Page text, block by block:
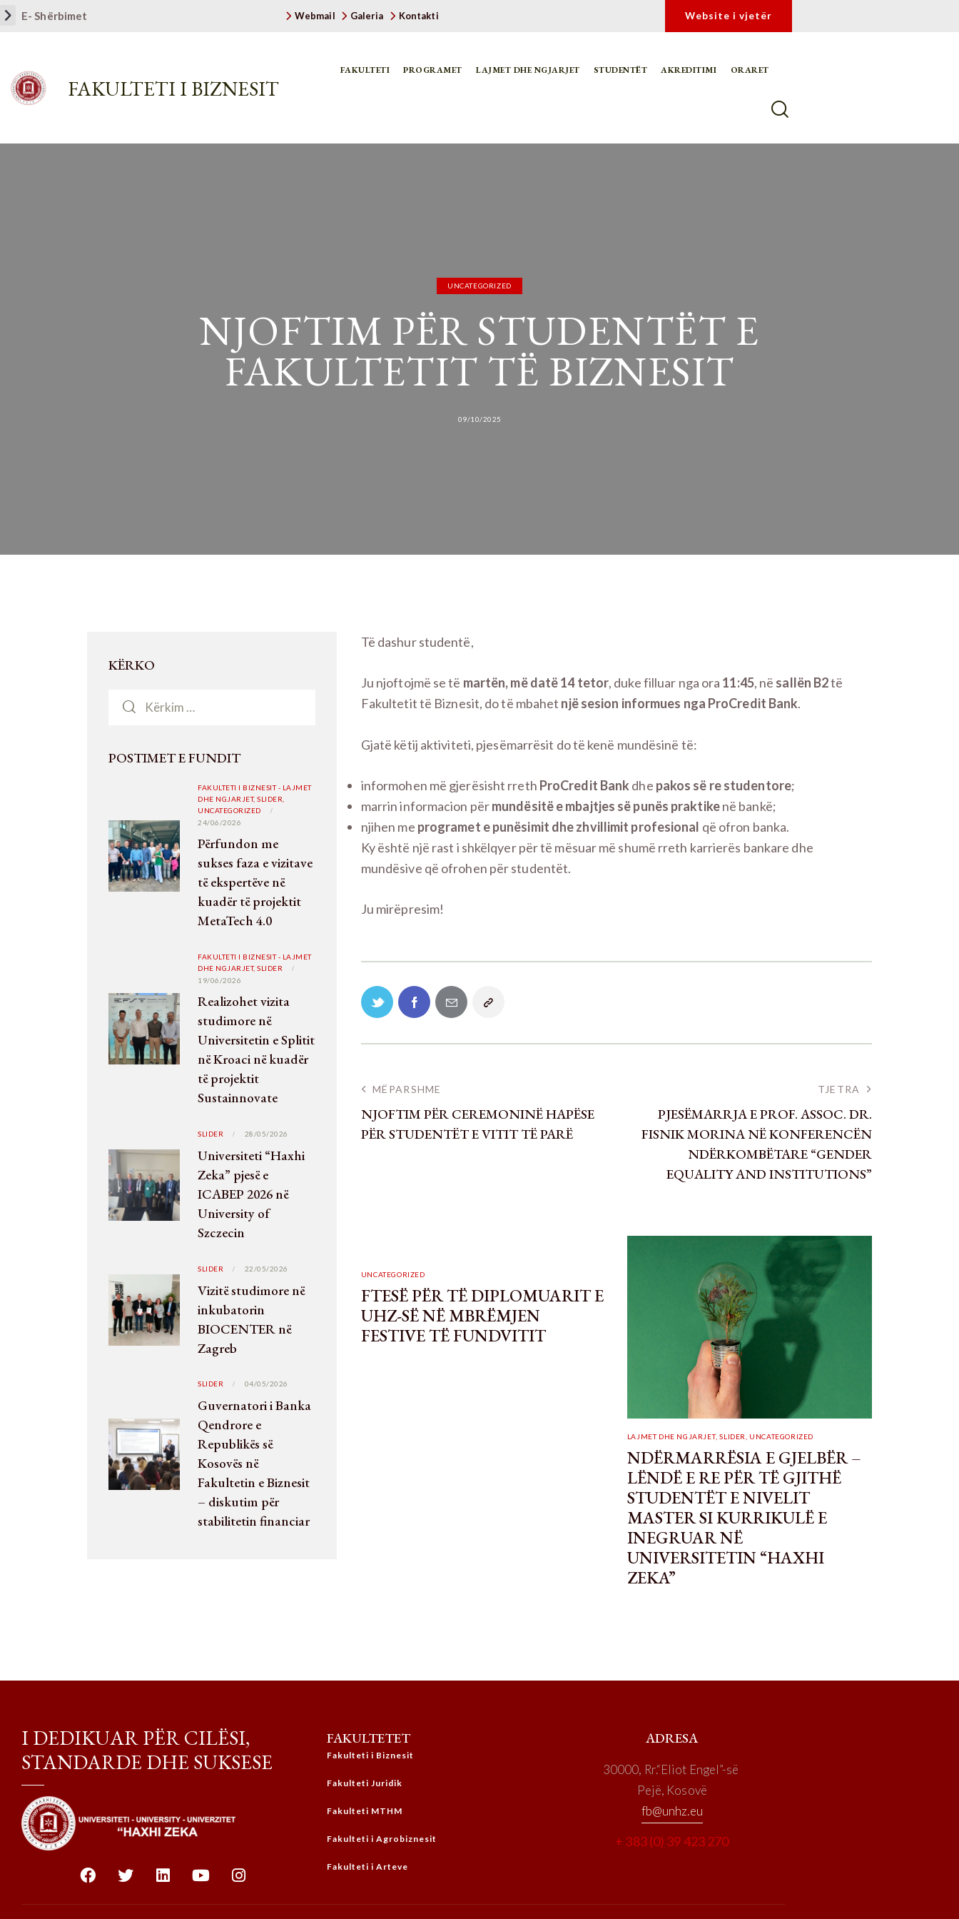
E- Shërbimet Webmail Galeria Kontakti Website i vjetër
FAKULTETI I BIZNESIT
FAKULTETI PROGRAMET LAJMET DHE NGJARJET STUDENTËT AKREDITIMI ORARET
UNCATEGORIZED
NJOFTIM PËR STUDENTËT E
FAKULTETIT TË BIZNESIT
09/10/2025
Të dashur studentë,
Ju njoftojmë se të martën, më datë 14 tetor, duke filluar nga ora 11:45, në sallën B2të
Fakultetit të Biznesit, do të mbahet një sesion informues nga ProCredit Bank.
Gjatë këtij aktiviteti, pjesëmarrësit do të kenë mundësinë të:
informohen më gjerësisht rreth ProCredit Bank dhe pakos së re studentore;
marrin informacion përmundësitë e mbajtjes së punës praktikenë bankë;
njihen me programet e punësimit dhe zhvillimit profesional që ofron banka.
Ky është një rast i shkëlqyer për të mësuar më shumë rreth karrierës bankare dhe
mundësive që ofrohen për studentët.
Ju mirëpresim!
MËPARSHME
NJOFTIM PËR CEREMONINË HAPËSE
PËR STUDENTËT E VITIT TË PARË
TJETRA
PJESËMARRJA E PROF. ASSOC. DR.
FISNIK MORINA NË KONFERENCËN
NDËRKOMBËTARE “GENDER
EQUALITY AND INSTITUTIONS”
UNCATEGORIZED
FTESË PËR TË DIPLOMUARIT E
UHZ-SË NË MBRËMJEN
FESTIVE TË FUNDVITIT
LAJMET DHE NGJARJET,SLIDER UNCATEGORIZED
NDËRMARRËSIA E GJELBËR –
LËNDË E RE PËR TË GJITHË
STUDENTËT E NIVELIT
MASTER SI KURRIKULË E
INEGRUAR NË
UNIVERSITETIN “HAXHI
ZEKA”
KËRKO
POSTIMET E FUNDIT
FAKULTETI I BIZNESIT - LAJMET
DHE NGJARJET, SLIDER,
UNCATEGORIZED
24/06/2026
Përfundon me
sukses faza e vizitave
të ekspertëve në
kuadër të projektit
MetaTech 4.0
FAKULTETI I BIZNESIT - LAJMET
DHE NGJARJET, SLIDER
19/06/2026
Realizohet vizita
studimore në
Universitetin e Splitit
në Kroaci në kuadër
të projektit
Sustainnovate
SLIDER 28/05/2026
Universiteti “Haxhi
Zeka” pjesë e
ICABEP 2026 në
University of
Szczecin
SLIDER 22/05/2026
Vizitë studimore në
inkubatorin
BIOCENTER në
Zagreb
SLIDER 04/05/2026
Guvernatori i Banka
Qendrore e
Republikës së
Kosovës në
Fakultetin e Biznesit
– diskutim për
stabilitetin financiar
I DEDIKUAR PËR CILËSI,
STANDARDE DHE SUKSESE
FAKULTETET
Fakulteti i Biznesit
Fakulteti Juridik
Fakulteti MTHM
Fakulteti i Agrobiznesit
Fakulteti i Arteve
ADRESA
30000, Rr.“Eliot Engel”-së
Pejë, Kosovë
fb@unhz.eu
+ 383 (0) 39 423 270